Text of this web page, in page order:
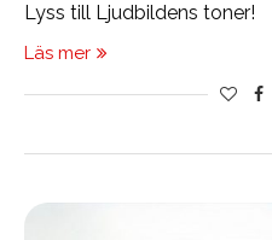
Lyss till Ljudbildens toner!
Läs mer